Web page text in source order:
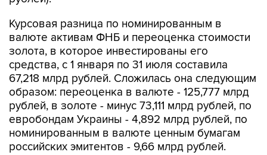
Курсовая разница по номинированным в
валюте активам ФНБ и переоценка стоимости
золота, в которое инвестированы его
средства, с 1 января по 31 июля составила
67,218 млрд рублей. Сложилась она следующим
образом: переоценка в валюте - 125,777 млрд
рублей, в золоте - минус 73,111 млрд рублей, по
евробондам Украины - 4,892 млрд рублей, по
номинированным в валюте ценным бумагам
российских эмитентов - 9,66 млрд рублей.